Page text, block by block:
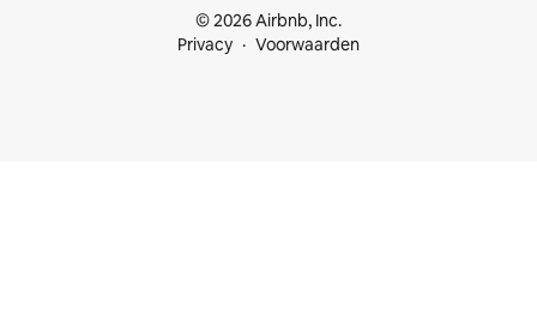
© 2026 Airbnb, Inc.
Privacy
Voorwaarden